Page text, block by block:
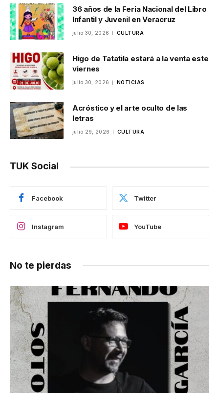
36 años de la Feria Nacional del Libro
Infantil y Juvenil en Veracruz
julio 30, 2026 CULTURA
Higo de Tatatila estará a la venta este
viernes
julio 30, 2026 NOTICIAS
Acróstico y el arte oculto de las
letras
julio 29, 2026 CULTURA
TUK Social
Facebook Twitter
Instagram YouTube
No te pierdas